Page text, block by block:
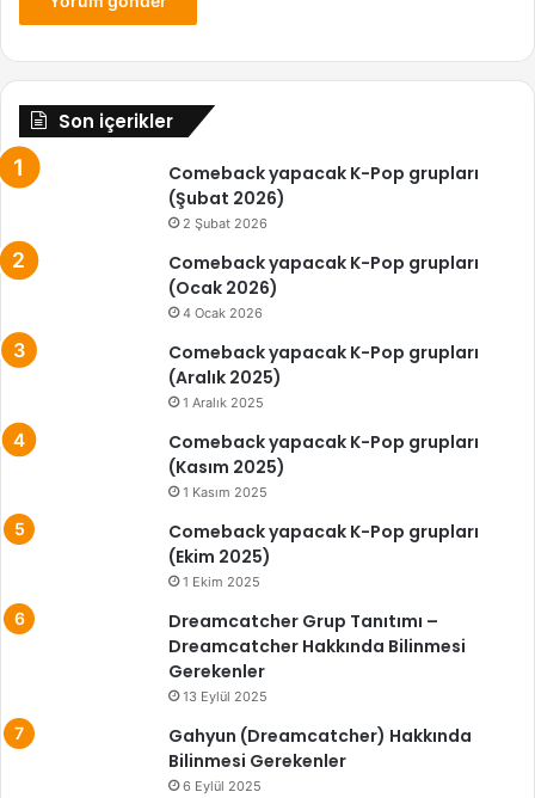
Son içerikler
Comeback yapacak K-Pop grupları
(Şubat 2026)
2 Şubat 2026
Comeback yapacak K-Pop grupları
(Ocak 2026)
4 Ocak 2026
Comeback yapacak K-Pop grupları
(Aralık 2025)
1 Aralık 2025
Comeback yapacak K-Pop grupları
(Kasım 2025)
1 Kasım 2025
Comeback yapacak K-Pop grupları
(Ekim 2025)
1 Ekim 2025
Dreamcatcher Grup Tanıtımı –
Dreamcatcher Hakkında Bilinmesi
Gerekenler
13 Eylül 2025
Gahyun (Dreamcatcher) Hakkında
Bilinmesi Gerekenler
6 Eylül 2025